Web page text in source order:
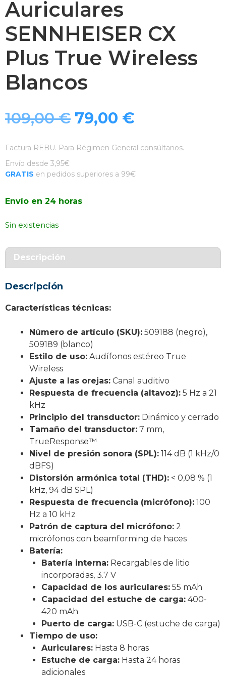
Auriculares
SENNHEISER CX
Plus True Wireless
Blancos
109,00€ El
precio
109,00 €.
79,00 €
precio
Factura REBU. Para Régimen General consúltanos.
Envío desde 3,95€
GRATIS en pedidos superiores a 99€
Envío en 24 horas
Sin existencias
Descripción
Descripción
Características técnicas:
Número de artículo (SKU): 509188 (negro),
509189 (blanco)
Estilo de uso: Audífonos estéreo True
Wireless
Ajuste a las orejas: Canal auditivo
Respuesta de frecuencia (altavoz): 5 Hz a 21
kHz
Principio del transductor: Dinámico y cerrado
Tamaño del transductor: 7 mm,
TrueResponse™
Nivel de presión sonora (SPL): 114 dB (1 kHz/0
dBFS)
Distorsión armónica total (THD): < 0,08 % (1
kHz, 94 dB SPL)
Respuesta de frecuencia (micrófono): 100
Hz a 10 kHz
Patrón de captura del micrófono: 2
micrófonos con beamforming de haces
Batería:
Batería interna: Recargables de litio
incorporadas, 3.7 V
Capacidad de los auriculares: 55 mAh
Capacidad del estuche de carga: 400-
420 mAh
Puerto de carga: USB-C (estuche de carga)
Tiempo de uso:
Auriculares: Hasta 8 horas
Estuche de carga: Hasta 24 horas
adicionales